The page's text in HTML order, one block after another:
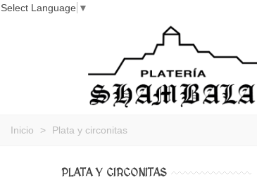
Select Language ▼
Inicio > Plata y circonitas
PLATA Y CIRCONITAS